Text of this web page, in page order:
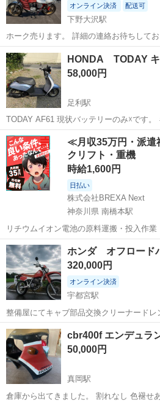
オンライン決済 配送可
下野大沢駅
ホーク売ります。 詳細の連絡お待ちしてお
栃木 日光市 ホンダ
HONDA TODAY
58,000円
足利駅
TODAY AF61 現状バッテリーのみ☓です。 キャブ車なのでキックにて
エンジン始動OK 現車確認時ご成約の場合のみ58000 ちょっとしたお
買い物に、通勤、通学に。 ‼️一応整備後の乗り出し推奨いたします。
試乗...
栃木 足利市 足利駅 ホンダ
≪月収35万円・派遣
クリフト・重機
時給1,600円
日払い
株式会社BREXA Next
神奈川県 南橋本駅
リチウムイオン電池の原料運搬・投入作
ワンルーム寮完備！赴任旅費会社負担！
ト免許お持ちの方、活躍中！就業先食堂利
市》 人気の工場のお仕事 ◇電...
神奈川 相模原市 南橋本駅 その他
ホンダ オフロー
320,000円
オンライン決済
宇都宮駅
整備屋にてキャブ部品交換クリーナードレ
した。 整備後2024年11月12日に納車して
部品綺麗にする前の写真も入っています
ラグも新品に変えて乗っ...
栃木 宇都宮市 ホンダ
cbr400f エン
50,000円
真岡駅
倉庫から出てきました。 割れなし 色褪せあ